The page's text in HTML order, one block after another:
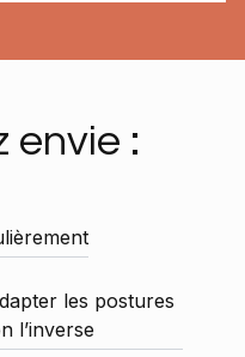
envie :
les postures
l’inverse